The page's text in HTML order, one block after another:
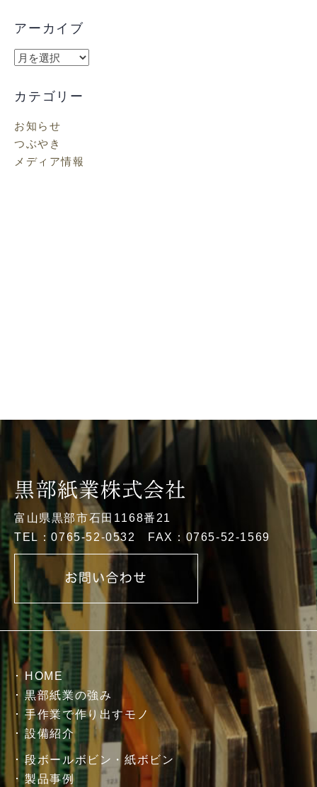
アーカイブ
ア
カ
ブ
カテゴリー
お知らせ
つぶやき
メディア情報
富山県黒部市石田1168番21
TEL：0765-52-0532 FAX：0765-52-1569
HOME
黒部紙業の強み
手作業で作り出すモノ
設備紹介
段ボールボビン・紙ボビン
製品事例